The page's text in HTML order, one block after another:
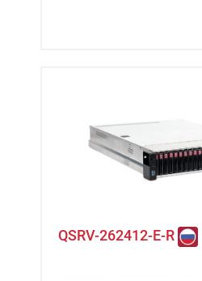
QSRV-262412-E-R